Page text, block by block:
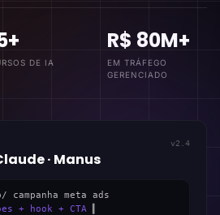
DE IA
R$ 80M+
EM TRÁFEGO
GERENCIADO
· Manus
v2.4
campanha meta ads
+ hook + CTA